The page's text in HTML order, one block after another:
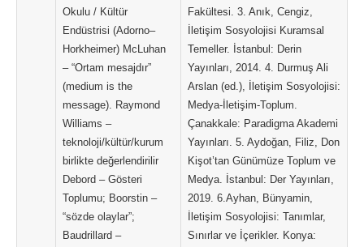
Okulu / Kültür
Endüstrisi (Adorno–
Horkheimer) McLuhan
– “Ortam mesajdır”
(medium is the
message). Raymond
Williams –
teknoloji/kültür/kurum
birlikte değerlendirilir
Debord – Gösteri
Toplumu; Boorstin –
“sözde olaylar”;
Baudrillard –
Fakültesi. 3. Anık, Cengiz,
İletişim Sosyolojisi Kuramsal
Temeller. İstanbul: Derin
Yayınları, 2014. 4. Durmuş Ali
Arslan (ed.), İletişim Sosyolojisi:
Medya-İletişim-Toplum.
Çanakkale: Paradigma Akademi
Yayınları. 5. Aydoğan, Filiz, Don
Kişot’tan Günümüze Toplum ve
Medya. İstanbul: Der Yayınları,
2019. 6.Ayhan, Bünyamin,
İletişim Sosyolojisi: Tanımlar,
Sınırlar ve İçerikler. Konya: